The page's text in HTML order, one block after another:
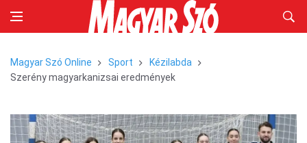
Magyar Szó Online Sport
Kézilabda
Szerény magyarkanizsai eredmények